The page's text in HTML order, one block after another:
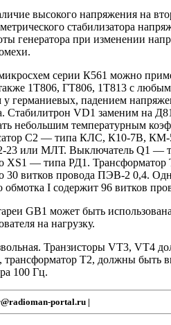
высокого напряжения на
стабилизатора
генератора при изменении
микросхем серии К561 можно
1Т806, ГТ806, 1Т813 с
германиевых, падением
Стабилитрон VD1 заменим на
небольшим температурным
С2 — типа КЛС, К10-7В,
23 или МЛТ. Выключатель Q1 —
XS1 — типа РД1.
витков провода ПЭВ-2 0,4.
I содержит 96 витков
GB1 может быть
на нагрузку.
Транзисторы VT3, VT4
Т2, должны быть
100 Гц.
portal.ru |